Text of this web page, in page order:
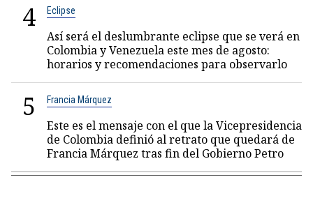
4 Eclipse
Así será el deslumbrante eclipse que se verá en
Colombia y Venezuela este mes de agosto:
horarios y recomendaciones para observarlo
5 Francia Márquez
Este es el mensaje con el que la Vicepresidencia
de Colombia definió al retrato que quedará de
Francia Márquez tras fin del Gobierno Petro